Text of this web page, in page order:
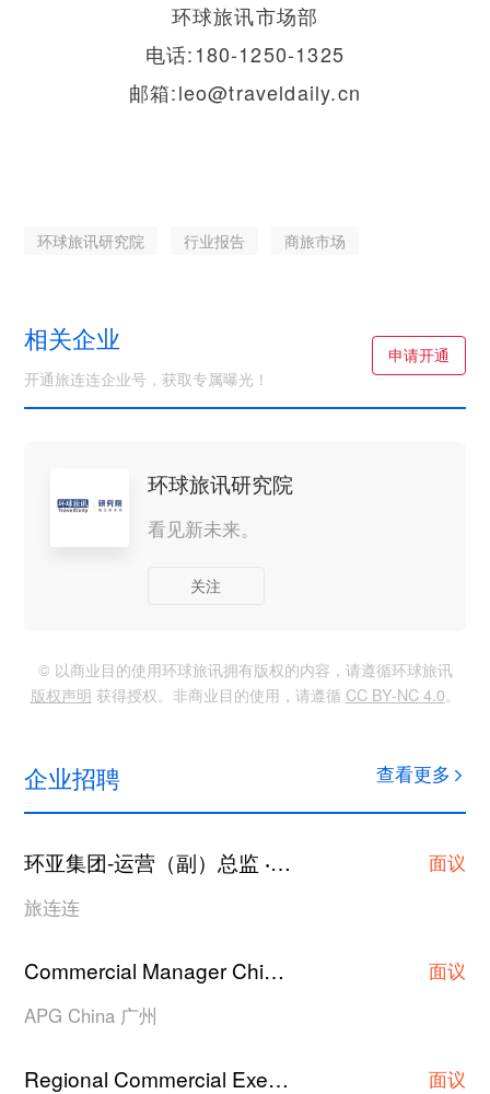
环球旅讯市场部
电话:180-1250-1325
邮箱:leo@traveldaily.cn
环球旅讯研究院 行业报告 商旅市场
相关企业
开通旅连连企业号，获取专属曝光！
申请开通
环球旅讯研究院
看见新未来。
关注
© 以商业目的使用环球旅讯拥有版权的内容，请遵循环球旅讯
版权声明 获得授权。非商业目的使用，请遵循 CC BY-NC 4.0。
企业招聘 查看更多
环亚集团-运营（副）总监 · 上海
面议
旅连连
Commercial Manager China
面议
APG China 广州
Regional Commercial Executive/Asst Manager/Manager
面议